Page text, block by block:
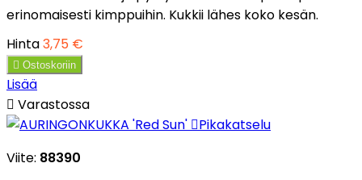
erinomaisesti kimppuihin. Kukkii lähes koko kesän.
Hinta3,75 €
 Ostoskoriin
Lisää
 Varastossa
Pikakatselu
Viite: 88390